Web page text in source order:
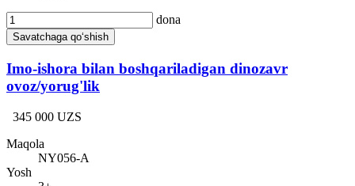
dona
Savatchaga qo‘shish
Imo-ishora bilan boshqariladigan dinozavr
ovoz/yorug'lik
345 000 UZS
Maqola
NY056-A
Yosh